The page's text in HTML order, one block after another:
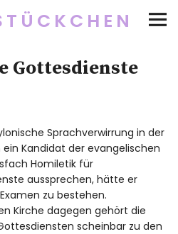
Gottesdienste
Sprachverwirrung in der
Kandidat der evangelischen
Homiletik für
aussprechen, hätte er
zu bestehen.
Kirche dagegen gehört die
scheinbar zu den